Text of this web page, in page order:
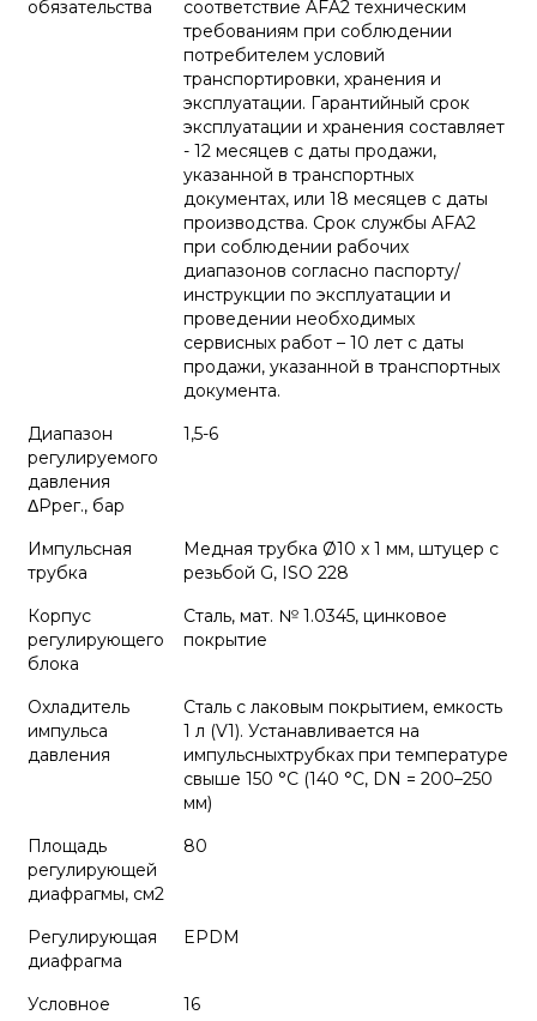
обязательства
соответствие AFA2 техническим
требованиям при соблюдении
потребителем условий
транспортировки, хранения и
эксплуатации. Гарантийный срок
эксплуатации и хранения составляет
- 12 месяцев с даты продажи,
указанной в транспортных
документах, или 18 месяцев с даты
производства. Срок службы AFA2
при соблюдении рабочих
диапазонов согласно паспорту/
инструкции по эксплуатации и
проведении необходимых
сервисных работ – 10 лет с даты
продажи, указанной в транспортных
документа.
Диапазон
регулируемого
давления
ΔPрег., бар
1,5-6
Импульсная
трубка
Медная трубка Ø10 x 1 мм, штуцер с
резьбой G, ISO 228
Корпус
регулирующего
блока
Сталь, мат. № 1.0345, цинковое
покрытие
Охладитель
импульса
давления
Сталь с лаковым покрытием, емкость
1 л (V1). Устанавливается на
импульсныхтрубках при температуре
свыше 150 °C (140 °C, DN = 200–250
мм)
Площадь
регулирующей
диафрагмы, см2
80
Регулирующая
диафрагма
EPDM
Условное
16